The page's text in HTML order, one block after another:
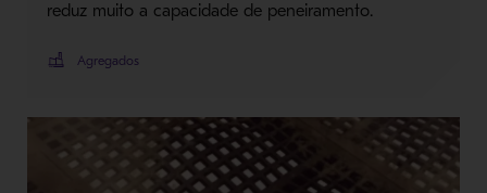
reduz muito a capacidade de peneiramento.
Agregados